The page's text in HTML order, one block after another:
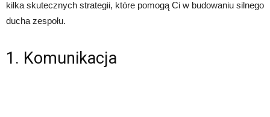
kilka skutecznych strategii, które pomogą Ci w budowaniu silnego
ducha zespołu.
1. Komunikacja